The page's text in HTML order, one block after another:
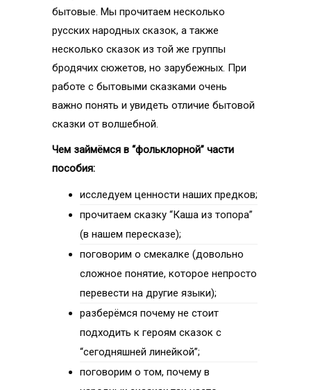
бытовые. Мы прочитаем несколько
русских народных сказок, а также
несколько сказок из той же группы
бродячих сюжетов, но зарубежных. При
работе с бытовыми сказками очень
важно понять и увидеть отличие бытовой
сказки от волшебной.
Чем займёмся в “фольклорной” части
пособия:
исследуем ценности наших предков;
прочитаем сказку “Каша из топора”
(в нашем пересказе);
поговорим о смекалке (довольно
сложное понятие, которое непросто
перевести на другие языки);
разберёмся почему не стоит
подходить к героям сказок с
“сегодняшней линейкой”;
поговорим о том, почему в